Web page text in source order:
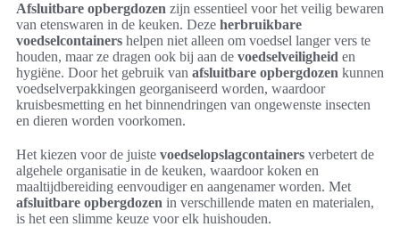
Afsluitbare opbergdozen zijn essentieel voor het veilig bewaren
van etenswaren in de keuken. Deze herbruikbare
voedselcontainers helpen niet alleen om voedsel langer vers te
houden, maar ze dragen ook bij aan de voedselveiligheid en
hygiëne. Door het gebruik van afsluitbare opbergdozen kunnen
voedselverpakkingen georganiseerd worden, waardoor
kruisbesmetting en het binnendringen van ongewenste insecten
en dieren worden voorkomen.
Het kiezen voor de juiste voedselopslagcontainers verbetert de
algehele organisatie in de keuken, waardoor koken en
maaltijdbereiding eenvoudiger en aangenamer worden. Met
afsluitbare opbergdozen in verschillende maten en materialen,
is het een slimme keuze voor elk huishouden.